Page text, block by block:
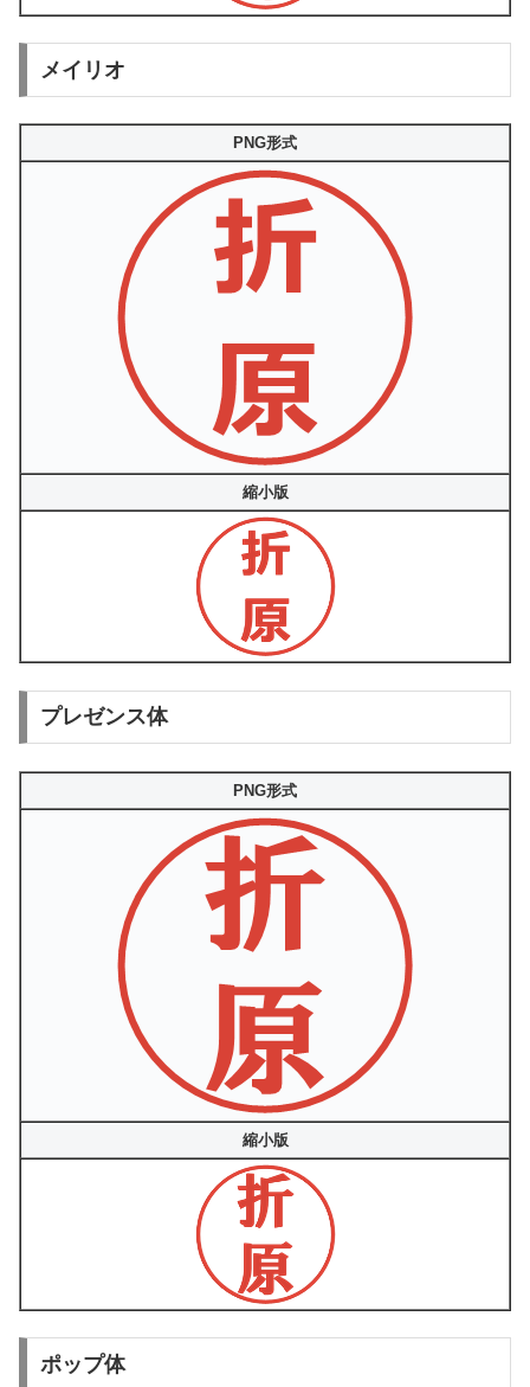
メイリオ
PNG形式
縮小版
プレゼンス体
PNG形式
縮小版
ポップ体